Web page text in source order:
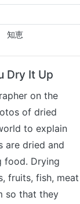
知恵
Dry It Up
on the
of dried
to explain
are dried and
food. Drying
fruits, fish, meat
so that they